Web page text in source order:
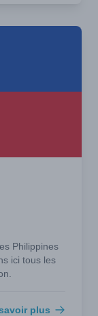
Philippines
ici tous les
plus